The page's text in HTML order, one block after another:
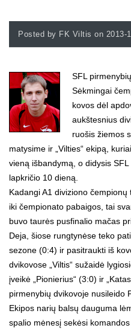
Posted by FK Viltis on 2013-
SFL
Sėkmingai
kovos dėl
aukštesnius
ruošis žiemos
matysime ir „Vilties“ ekipą,
vieną išbandymą, o didysis SFL
lapkričio 10 dieną.
Kadangi A1 diviziono
iki čempionato pabaigos, tai
buvo taurės pusfinalio mačas
Deja, šiose rungtynėse teko
sezone (0:4) ir pasitraukti iš
dvikovose „Viltis“ sužaidė
įveikė „Pionierius“ (3:0) ir
pirmenybių dvikovoje nusileido
Ekipos narių balsų dauguma
spalio mėnesį sekėsi